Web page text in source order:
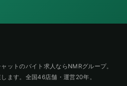
ットのバイト求人ならNMRグループ。
ます。全国46店舗・運営20年。